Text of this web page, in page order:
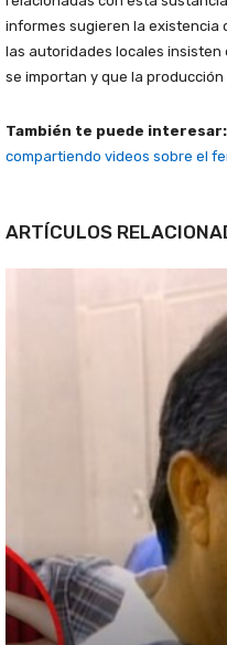
informes sugieren la existencia
las autoridades locales insisten
se importan y que la
También te puede interesar:
compartiendo videos sobre el
ARTÍCULOS